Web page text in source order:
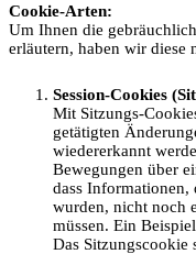
Cookie-Arten:
Um Ihnen die
erläutern, haben wir diese
Session-Cookies
Mit Sitzungs-
getätigten
wiedererkannt
Bewegungen über
dass Informationen,
wurden, nicht noch
müssen. Ein
Das Sitzungscookie